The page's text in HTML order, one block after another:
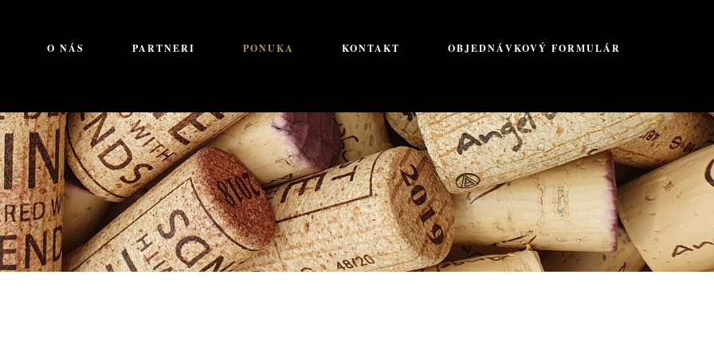
O NÁS PARTNERI PONUKA KONTAKT OBJEDNÁVKOVÝ FORMULÁR